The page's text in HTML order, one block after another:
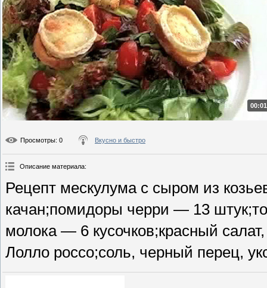
Просмотры: 0 Вкусно и быстро
Описание материала:
Рецепт мескулума с сыром из
качан;помидоры черри — 13
молока — 6 кусочков;красный
Лолло россо;соль, черный перец,